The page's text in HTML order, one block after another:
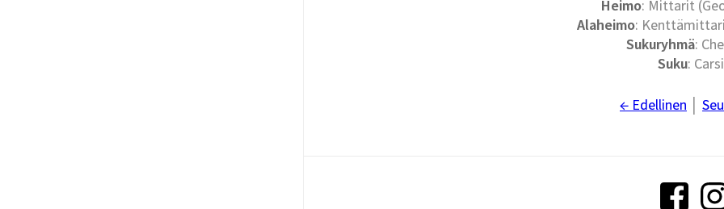
Heimo: Mittarit
Alaheimo:
Sukuryhmä:
Suku:
← Edellinen